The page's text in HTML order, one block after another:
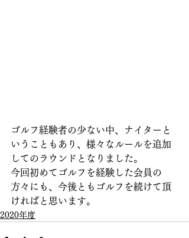
ゴルフ経験者の少ない中、ナイターと
いうこともあり、様々なルールを追加
してのラウンドとなりました。
今回初めてゴルフを経験した会員の
方々にも、今後ともゴルフを続けて頂
ければと思います。
2020年度